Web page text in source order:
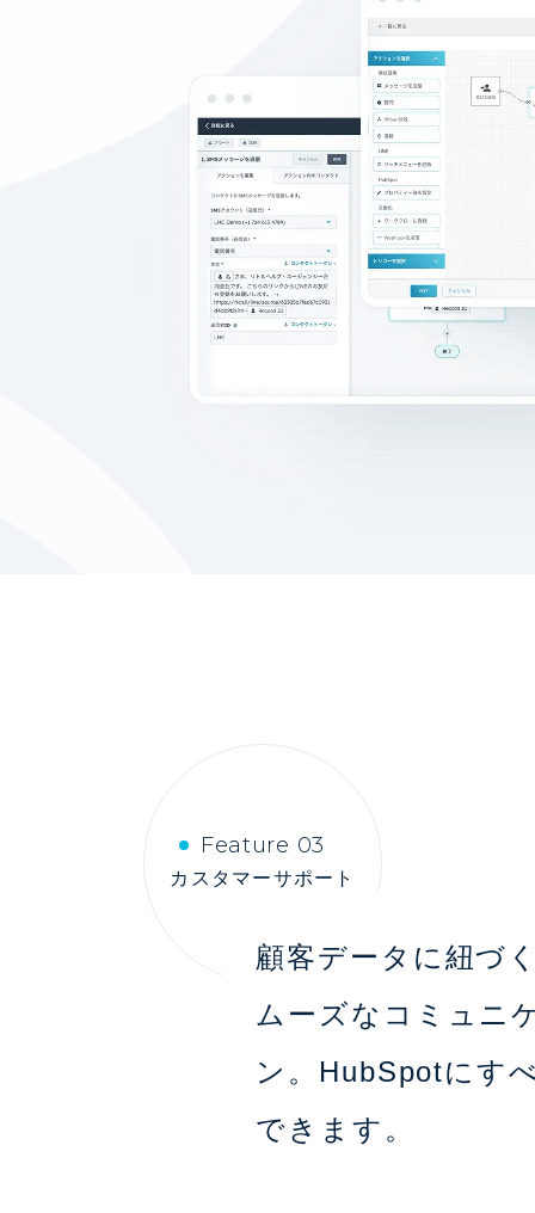
Feature 03
カスタマーサポート
顧客データに紐づ
ムーズなコミュニ
ン。HubSpotにす
できます。